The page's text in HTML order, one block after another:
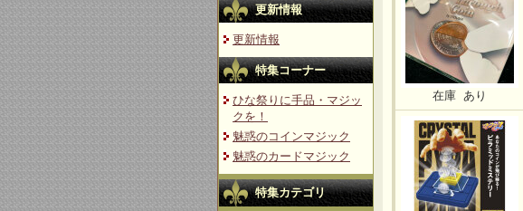
更新情報
更新情報
特集コーナー
ひな祭りに手品・マジッ
クを！
魅惑のコインマジック
魅惑のカードマジック
特集カテゴリ
在庫 あり